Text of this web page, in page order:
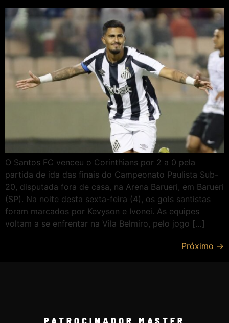
O Santos FC venceu o Corinthians por 2 a 0 pela
partida de ida das finais do Campeonato Paulista Sub-
20, disputada fora de casa, na Arena Barueri, em Barueri
(SP). Na noite desta sexta-feira (4), os gols santistas
foram marcados por Kevyson e Ivonei. As equipes
voltam a se enfrentar na Vila Belmiro, pelo jogo […]
Próximo →